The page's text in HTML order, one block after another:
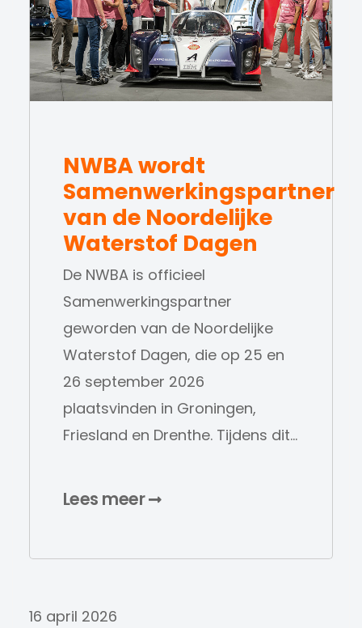
NWBA wordt
Samenwerkingspartner
van de Noordelijke
Waterstof Dagen
De NWBA is officieel
Samenwerkingspartner
geworden van de Noordelijke
Waterstof Dagen, die op 25 en
26 september 2026
plaatsvinden in Groningen,
Friesland en Drenthe. Tijdens dit…
Lees meer
16 april 2026